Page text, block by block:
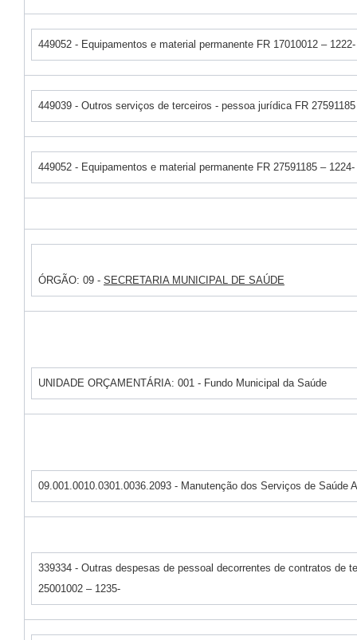
449052 - Equipamentos e material permanente FR 17010012 – 1222-
449039 - Outros serviços de terceiros - pessoa jurídica FR
449052 - Equipamentos e material permanente FR 27591185 – 1224-
ÓRGÃO: 09 - SECRETARIA MUNICIPAL DE SAÚDE
UNIDADE ORÇAMENTÁRIA: 001 - Fundo Municipal da Saúde
09.001.0010.0301.0036.2093 - Manutenção dos Serviços de Saúde
339334 - Outras despesas de pessoal decorrentes de contratos de
25001002 – 1235-